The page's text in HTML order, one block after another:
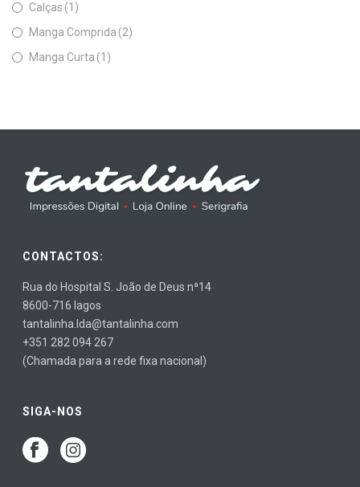
Calças (1)
Manga Comprida (2)
Manga Curta (1)
CONTACTOS:
Rua do Hospital S. João de Deus nª14
8600-716 lagos
tantalinha.lda@tantalinha.com
+351 282 094 267
(Chamada para a rede fixa nacional)
SIGA-NOS